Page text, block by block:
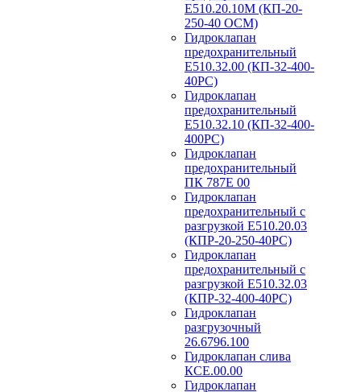
Е510.20.10М (КП-20-
250-40 ОСМ)
Гидроклапан
предохранительный
Е510.32.00 (КП-32-400-
40РС)
Гидроклапан
предохранительный
Е510.32.10 (КП-32-400-
400РС)
Гидроклапан
предохранительный
ПК 787Е 00
Гидроклапан
предохранительный с
разгрузкой Е510.20.03
(КПР-20-250-40РС)
Гидроклапан
предохранительный с
разгрузкой Е510.32.03
(КПР-32-400-40РС)
Гидроклапан
разгрузочный
26.6796.100
Гидроклапан слива
КСЕ.00.00
Гидроклапан